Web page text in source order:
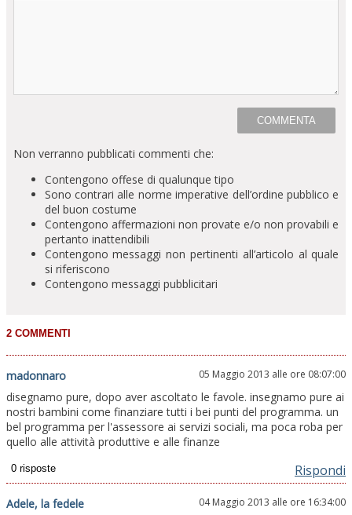
Non verranno pubblicati commenti che:
Contengono offese di qualunque tipo
Sono contrari alle norme imperative dell’ordine pubblico e
del buon costume
Contengono affermazioni non provate e/o non provabili e
pertanto inattendibili
Contengono messaggi non pertinenti all’articolo al quale
si riferiscono
Contengono messaggi pubblicitari
madonnaro 05 Maggio 2013 alle ore 08:07:00
disegnamo pure, dopo aver ascoltato le favole. insegnamo pure ai
nostri bambini come finanziare tutti i bei punti del programma. un
bel programma per l'assessore ai servizi sociali, ma poca roba per
quello alle attività produttive e alle finanze
Rispondi
Adele, la fedele 04 Maggio 2013 alle ore 16:34:00